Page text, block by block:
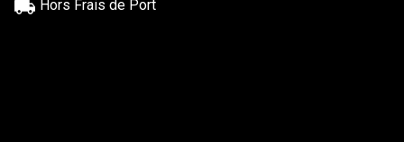
Hors Frais de Port